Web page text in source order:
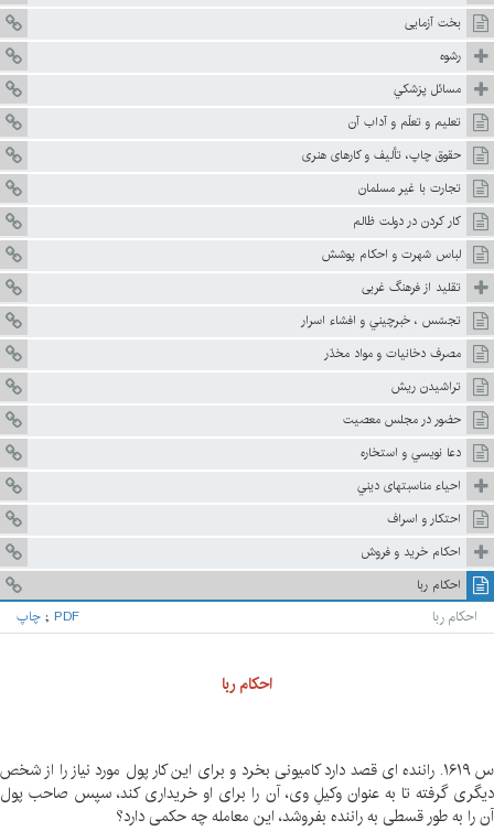
بخت آزمايى‏
رشوه
مسائل پزشكي
تعليم و تعلّم و آداب آن
حقوق چاپ، تأليف و كارهای هنری
تجارت با غير مسلمان
كار كردن در دولت ظالم
لباس شهرت و احكام پوشش
تقليد از فرهنگ غربى
تجسّس ، خبرچيني و افشاء اسرار
مصرف دخانيات و مواد مخدّر
تراشيدن ريش
حضور در مجلس معصيت
دعا نويسي و استخاره
احياء مناسبتهاى ديني
احتكار و اسراف
احكام خريد و فروش
احكام ربا
احكام ربا چاپ ; PDF
احکام ربا
س ۱۶۱۹. راننده ای قصد دارد کامیونی بخرد و برای این کار پول مورد نیاز را از شخص
دیگری گرفته تا به عنوان وکیلِ وی، آن را برای او خریداری کند، سپس صاحب پول
آن را به طور قسطی به راننده بفروشد، این معامله چه حکمی دارد؟